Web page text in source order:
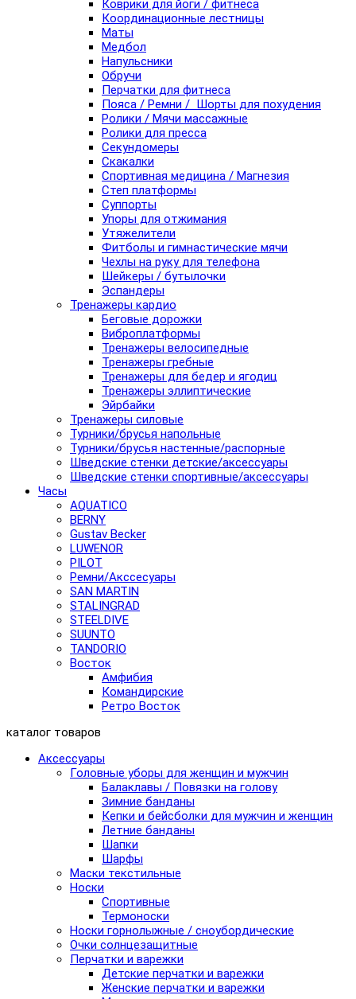
Коврики для йоги / фитнеса
Координационные лестницы
Маты
Медбол
Напульсники
Обручи
Перчатки для фитнеса
Пояса / Ремни / Шорты для похудения
Ролики / Мячи массажные
Ролики для пресса
Секундомеры
Скакалки
Спортивная медицина / Магнезия
Степ платформы
Суппорты
Упоры для отжимания
Утяжелители
Фитболы и гимнастические мячи
Чехлы на руку для телефона
Шейкеры / бутылочки
Эспандеры
Тренажеры кардио
Беговые дорожки
Виброплатформы
Тренажеры велосипедные
Тренажеры гребные
Тренажеры для бедер и ягодиц
Тренажеры эллиптические
Эйрбайки
Тренажеры силовые
Турники/брусья напольные
Турники/брусья настенные/распорные
Шведские стенки детские/аксессуары
Шведские стенки спортивные/аксессуары
Часы
AQUATICO
BERNY
Gustav Becker
LUWENOR
PILOT
Pемни/Акссесуары
SAN MARTIN
STALINGRAD
STEELDIVE
SUUNTO
TANDORIO
Восток
Амфибия
Командирские
Ретро Восток
каталог товаров
Аксессуары
Головные уборы для женщин и мужчин
Балаклавы / Повязки на голову
Зимние банданы
Кепки и бейсболки для мужчин и женщин
Летние банданы
Шапки
Шарфы
Маски текстильные
Носки
Спортивные
Термоноски
Носки горнолыжные / сноубордические
Очки солнцезащитные
Перчатки и варежки
Детские перчатки и варежки
Женские перчатки и варежки